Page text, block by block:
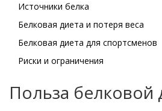
Источники белка
Белковая диета и потеря веса
Белковая диета для спортсменов
Риски и ограничения
Польза белковой